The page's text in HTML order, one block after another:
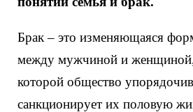
Брак – это изменяющаяся
между мужчиной и женщиной,
которой общество
санкционирует их половую